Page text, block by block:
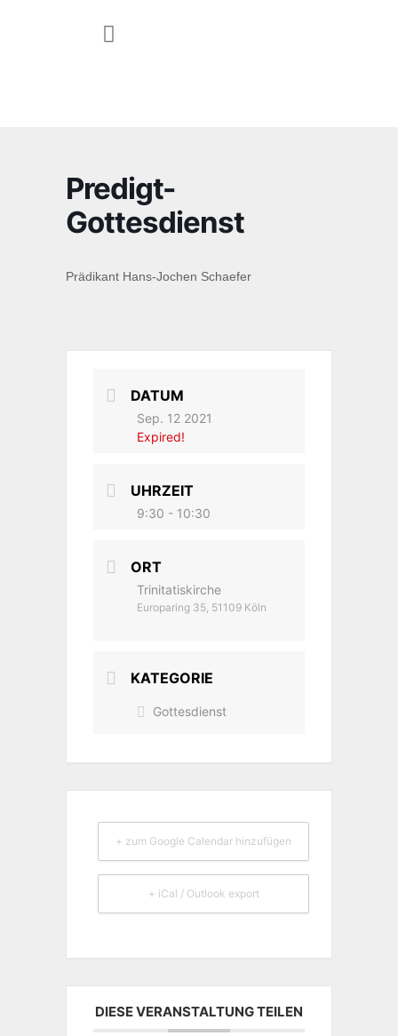
Predigt-
Gottesdienst
Prädikant Hans-Jochen Schaefer
DATUM
Sep. 12 2021
Expired!
UHRZEIT
9:30 - 10:30
ORT
Trinitatiskirche
Europaring 35, 51109 Köln
KATEGORIE
Gottesdienst
+ zum Google Calendar hinzufügen
+ iCal / Outlook export
DIESE VERANSTALTUNG TEILEN